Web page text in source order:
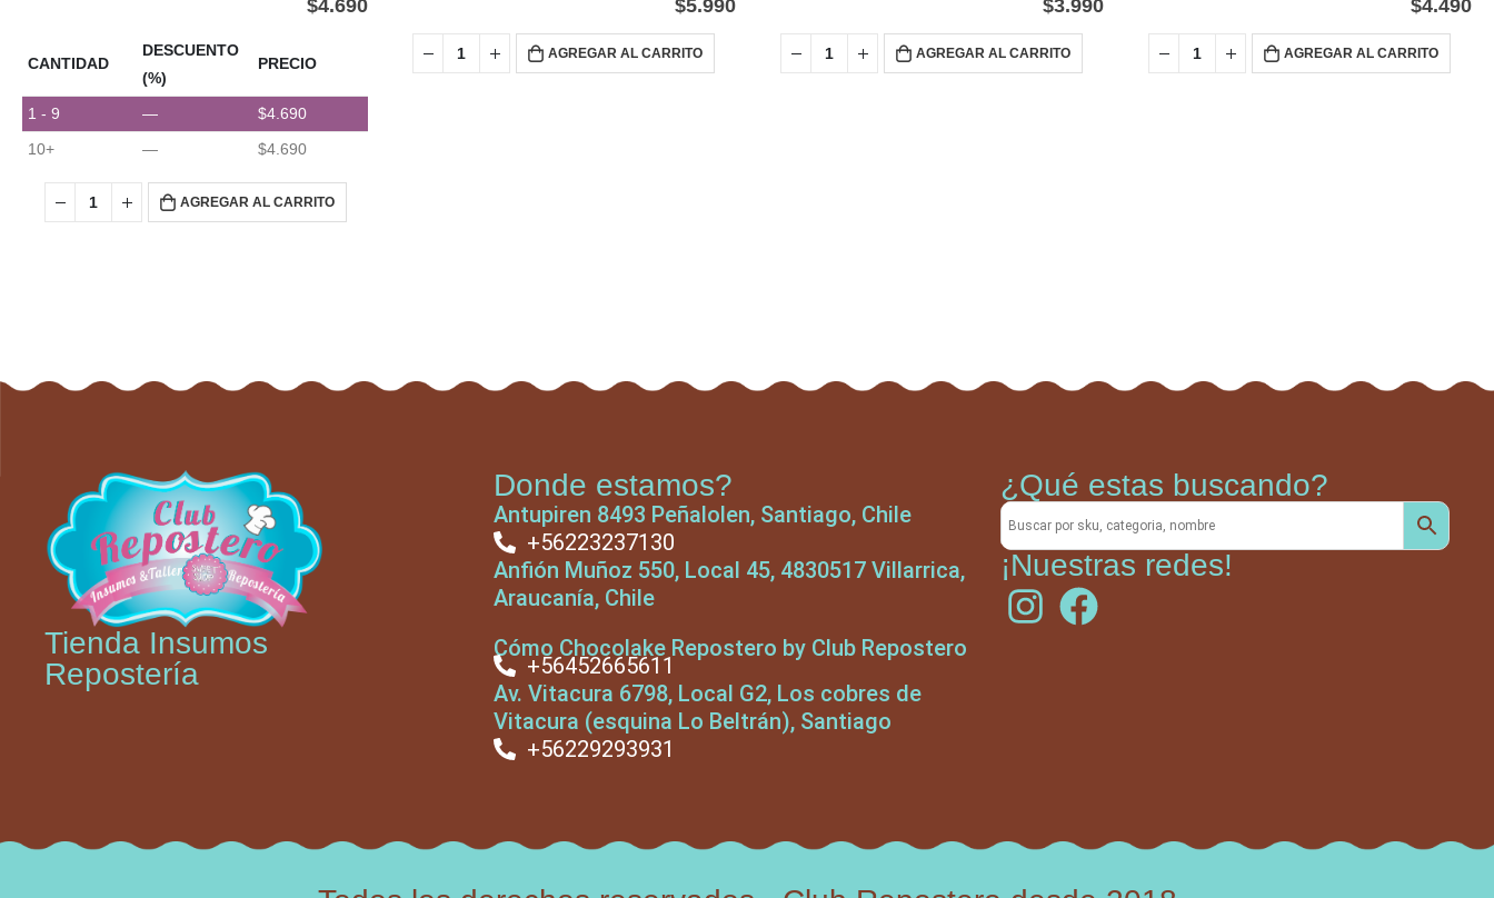
$4.690
CANTIDAD
DESCUENTO
(%)
PRECIO
1 - 9 — $4.690
10+
— $4.690
AGREGAR AL CARRITO
$5.990
AGREGAR AL CARRITO
$3.990
AGREGAR AL CARRITO
$4.490
AGREGAR AL CARRITO
Tienda Insumos
Repostería
Donde estamos?
Antupiren 8493 Peñalolen, Santiago, Chile
+56223237130
Anfión Muñoz 550, Local 45, 4830517 Villarrica,
Araucanía, Chile
Cómo Chocolake Repostero by Club Repostero
+56452665611
Av. Vitacura 6798, Local G2, Los cobres de
Vitacura (esquina Lo Beltrán), Santiago
+56229293931
¿Qué estas buscando?
¡Nuestras redes!